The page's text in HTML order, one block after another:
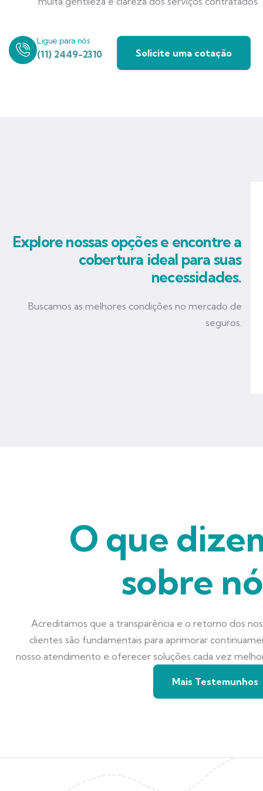
Ligue para nós
(11) 2449-2310 Solicite uma cotação
Explore nossas opções e encontre a
cobertura ideal para suas
necessidades.
Buscamos as melhores condições no mercado de
seguros.
O que
sobre
Acreditamos que a transparência e o retorno dos
clientes são fundamentais para aprimorar
nosso atendimento e oferecer soluções cada vez
Mais Testemunhos